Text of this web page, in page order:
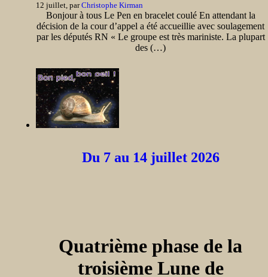
12 juillet, parChristophe Kirman
Bonjour à tous Le Pen en bracelet coulé En attendant la
décision de la cour d’appel a été accueillie avec soulagement
par les députés RN « Le groupe est très mariniste. La plupart
des (…)
Du 7 au 14 juillet 2026
Quatrième phase de la
troisième Lune de